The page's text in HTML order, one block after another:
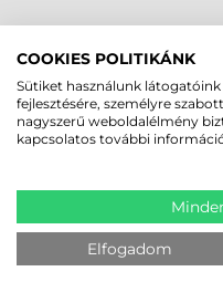
NYOMTATÁSIG
Az eszközhöz ingyenesen
felhasználók egyszerűen
Windows alkalmazásokból,
programok.
rajzoló programhoz
nyomatképet. A
tartalmazhatnak feliratot,
A Zebra CardStudio program
COOKIES POLITIKÁNK
Sütiket használunk
fejlesztésére, személyre
nagyszerű weboldalélmény
kapcsolatos további
Elfogadom